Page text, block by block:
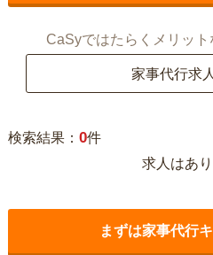
CaSyではたらくメリッ
家事代行求
検索結果： 0件
求人はあ
まずは家事代行